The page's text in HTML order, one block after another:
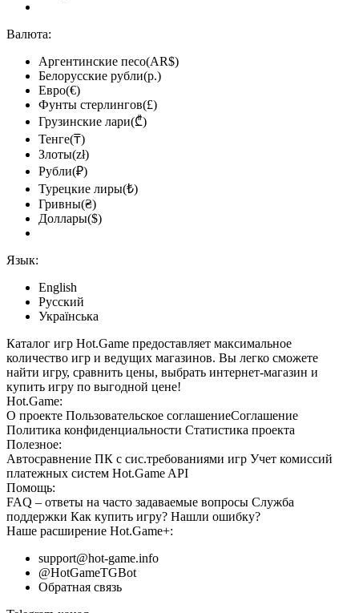
Валюта:
Аргентинские песо(AR$)
Белорусские рубли(р.)
Евро(€)
Фунты стерлингов(£)
Грузинские лари(₾)
Тенге(₸)
Злоты(zł)
Рубли(₽)
Турецкие лиры(₺)
Гривны(₴)
Доллары($)
Язык:
English
Русский
Українська
Каталог игр Hot.Game предоставляет максимальное
количество игр и ведущих магазинов. Вы легко сможете
найти игру, сравнить цены, выбрать интернет-магазин и
купить игру по выгодной цене!
Hot.Game:
О проекте Пользовательское соглашениеСоглашение
Политика конфиденциальности Статистика проекта
Полезное:
Автосравнение ПК с сис.требованиями игр Учет комиссий
платежных систем Hot.Game API
Помощь:
FAQ – ответы на часто задаваемые вопросы Служба
поддержки Как купить игру? Нашли ошибку?
Наше расширение Hot.Game+:
support@hot-game.info
@HotGameTGBot
Обратная связь